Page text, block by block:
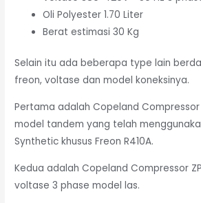
Oli Polyester 1.70 Liter
Berat estimasi 30 Kg
Selain itu ada beberapa type lain
freon, voltase dan model koneksinya.
Pertama adalah Copeland Compressor
model tandem yang telah
Synthetic khusus Freon R410A.
Kedua adalah Copeland Compressor
voltase 3 phase model las.